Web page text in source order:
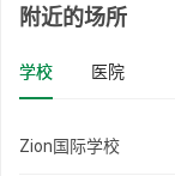
附近的场所
学校 医院
Zion国际学校